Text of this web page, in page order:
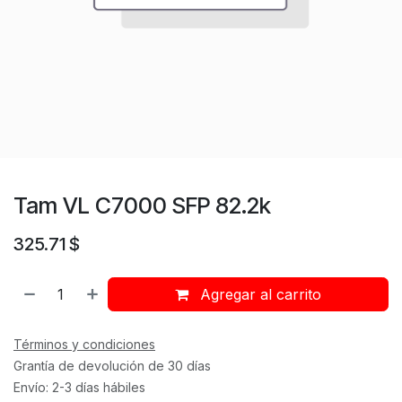
Tam VL C7000 SFP 82.2k
325.71$
Agregar al carrito
Términos y condiciones
Grantía de devolución de 30 días
Envío: 2-3 días hábiles